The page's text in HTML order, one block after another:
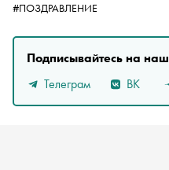
#ПОЗДРАВЛЕНИЕ
Подписывайтесь на
Телеграм
ВК